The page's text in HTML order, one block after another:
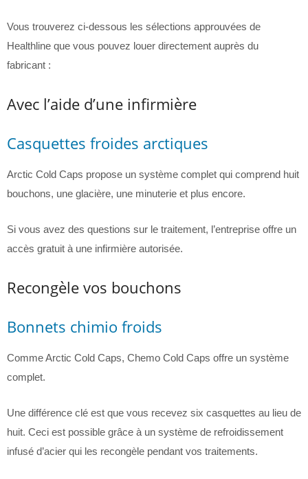
Vous trouverez ci-dessous les sélections approuvées de
Healthline que vous pouvez louer directement auprès du
fabricant :
Avec l’aide d’une infirmière
Casquettes froides arctiques
Arctic Cold Caps propose un système complet qui comprend huit
bouchons, une glacière, une minuterie et plus encore.
Si vous avez des questions sur le traitement, l’entreprise offre un
accès gratuit à une infirmière autorisée.
Recongèle vos bouchons
Bonnets chimio froids
Comme Arctic Cold Caps, Chemo Cold Caps offre un système
complet.
Une différence clé est que vous recevez six casquettes au lieu de
huit. Ceci est possible grâce à un système de refroidissement
infusé d’acier qui les recongèle pendant vos traitements.